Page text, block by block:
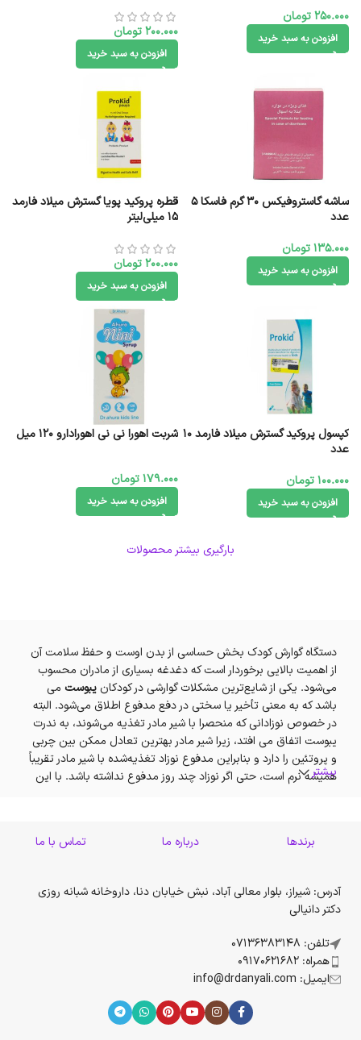
250.000تومان
افزودن به سبد خرید 200.000تومان
افزودن به سبد خرید
ساشه گاستروفیکس 30 گرم فاسکا 5
عدد
135.000تومان
افزودن به سبد خرید
قطره پروکید پویا گسترش میلاد فارمد
۱۵ میلی‌لیتر
200.000تومان
افزودن به سبد خرید
کپسول پروکید گسترش میلاد فارمد 10
عدد
100.000تومان
افزودن به سبد خرید
شربت اهورا نی نی اهورادارو 120 میل
179.000تومان
افزودن به سبد خرید
بارگیری بیشتر محصولات
دستگاه گوارش کودک بخش حساسی از بدن اوست و حفظ سلامت آن
از اهمیت بالایی برخوردار است که دغدغه بسیاری از مادران محسوب
می‌شود. یکی از شایع‌ترین مشکلات گوارشی در کودکان یبوست می
باشد که به معنی تأخیر یا سختی در دفع مدفوع اطلاق می‌شود. البته
در خصوص نوزادانی که منحصرا با شیر مادر تغذیه می‌شوند، به ندرت
یبوست اتفاق می افتد، زیرا شیر مادر بهترین تعادل ممکن بین چربی
و پروتئین را دارد و بنابراین مدفوع نوزاد تغذیه‌شده با شیر مادر تقریباً
همیشه نرم است، حتی اگر نوزاد چند روز مدفوع نداشته باشد. با این
کودکان خفیف است و تا زمانی که کودک دچار کم‌آبی نشود، تهدیدی
وجود اسهال، کودکتان مقدار زیادی مایعات دریافت می‌کند. همچنین
هیچ داروی ضداسهالی به نوزادتان ندهید، مگر اینکه پزشک آن را
تجویز کرده باشد، زیرا این داروها می‌تواند برای نوزادان و کودکان
شیرخوار خطرناک باشد.
تمام کودکان گاهی به دلایل مختلف دچار اسهال می‌شوند. اما بعضی
از آنها بیشتر از دیگر کودکان و اکثر اوقات اسهال دارند که ممکن است به
دلیل عارضه‌ای به نامسندرم رودۀ تحریک‌پذیرباشد. این سندرم
بیشتر
برندها درباره ما تماس با ما
آدرس: شیراز، بلوار معالی آباد، نبش خیابان دنا، داروخانه شبانه روزی
دکتر دانیالی
تلفن: 07136383148
همراه: 09170621682
ایمیل: info@drdanyali.com